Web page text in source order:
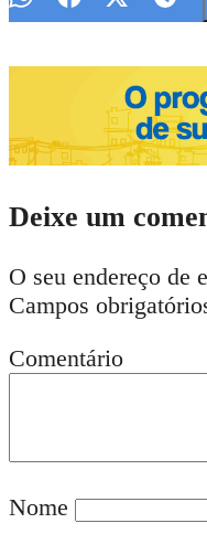
Deixe um
O seu endereço de
Campos
Comentário
Nome